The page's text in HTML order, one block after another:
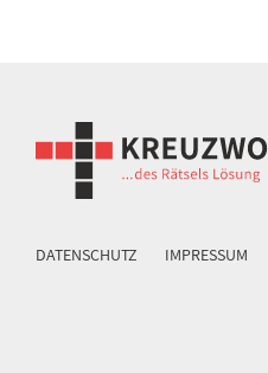
DATENSCHUTZ IMPRESSUM